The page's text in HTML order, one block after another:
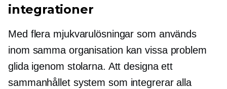
integrationer
Med flera mjukvarulösningar som används
inom samma organisation kan vissa problem
glida igenom stolarna. Att designa ett
sammanhållet system som integrerar alla